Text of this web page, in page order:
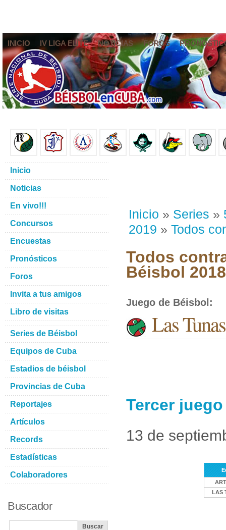
INICIO IV LIGA ELITE NOTICIAS FOROS
Inicio » Series »
2019 » Todos
Todos
Béisbol
Juego de Béisbol :
Las
Tercer
13 de
LAS
Inicio
Noticias
En vivo!!!
Concursos
Encuestas
Pronósticos
Foros
Invita a tus amigos
Libro de visitas
Series de Béisbol
Equipos de Cuba
Estadios de béisbol
Provincias de Cuba
Reportajes
Artículos
Records
Estadísticas
Colaboradores
Buscador